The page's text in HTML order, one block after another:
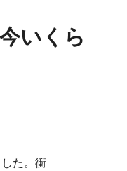
いくら
た。衝